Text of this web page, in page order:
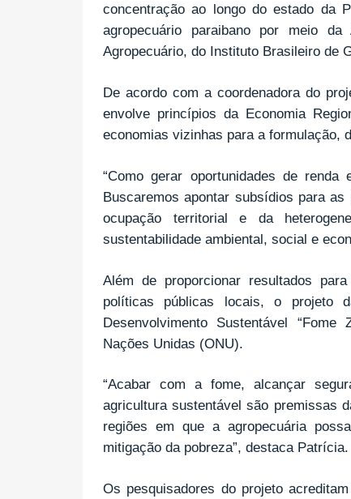
concentração ao longo do estado da
agropecuário paraibano por meio
Agropecuário, do Instituto Brasileiro de
De acordo com a coordenadora do
envolve princípios da Economia
economias vizinhas para a formulação,
“Como gerar oportunidades de
Buscaremos apontar subsídios para
ocupação territorial e da
sustentabilidade ambiental, social e
Além de proporcionar resultados
políticas públicas locais, o projeto
Desenvolvimento Sustentável
Nações Unidas (ONU).
“Acabar com a fome, alcançar
agricultura sustentável são premissas
regiões em que a agropecuária
mitigação da pobreza”, destaca Patrícia.
Os pesquisadores do projeto